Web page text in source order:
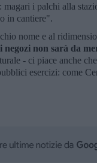
: magari i palchi alla
in cantiere".
nome e al
non sarà da
- ci piace anche
esercizi: come